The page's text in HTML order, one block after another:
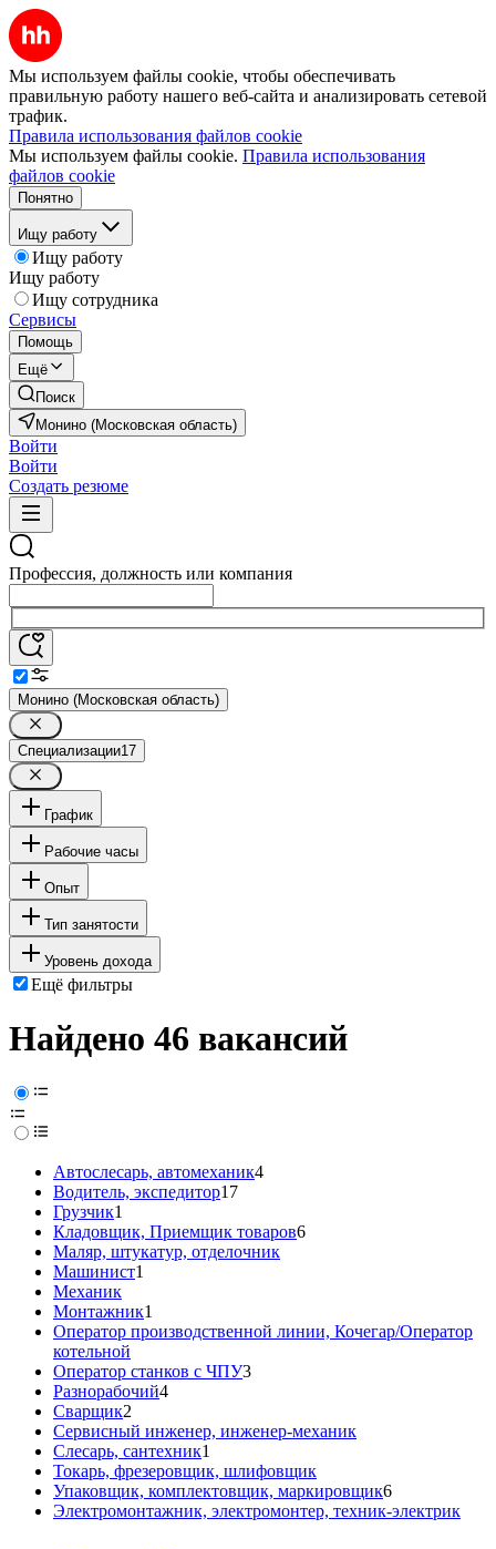
Мы используем файлы cookie, чтобы обеспечивать
правильную работу нашего веб-сайта и анализировать сетевой
трафик.
Правила использования файлов cookie
Мы используем файлы cookie. Правила использования
файлов cookie
Понятно
Ищу работу
Ищу работу
Ищу работу
Ищу сотрудника
Сервисы
Помощь
Ещё
Поиск
Монино (Московская область)
Войти
Войти
Создать резюме
Профессия, должность или компания
Монино (Московская область)
Специализации17
График
Рабочие часы
Опыт
Тип занятости
Уровень дохода
Ещё фильтры
Найдено 46 вакансий
Автослесарь, автомеханик4
Водитель, экспедитор17
Грузчик1
Кладовщик, Приемщик товаров6
Маляр, штукатур, отделочник
Машинист1
Механик
Монтажник1
Оператор производственной линии, Кочегар/Оператор
котельной
Оператор станков с ЧПУ3
Разнорабочий4
Сварщик2
Сервисный инженер, инженер-механик
Слесарь, сантехник1
Токарь, фрезеровщик, шлифовщик
Упаковщик, комплектовщик, маркировщик6
Электромонтажник, электромонтер, техник-электрик